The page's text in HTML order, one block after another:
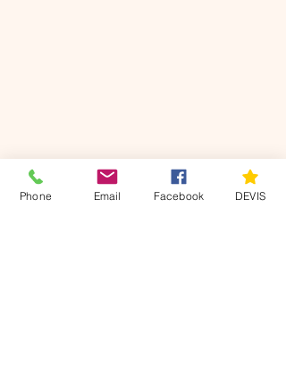
Phone Email Facebook DEVIS